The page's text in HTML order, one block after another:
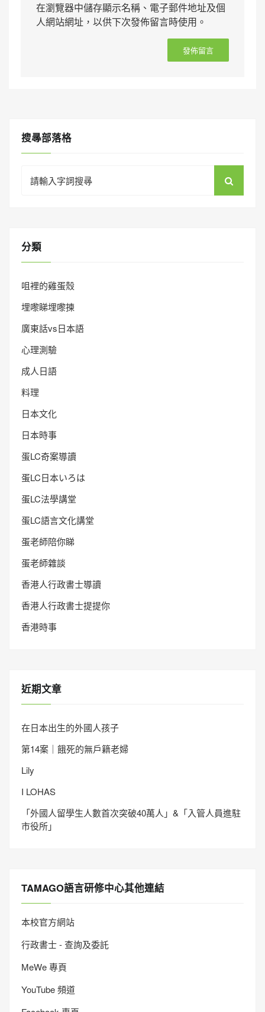
在瀏覽器中儲存顯示名稱、電子郵件地址及個
人網站網址，以供下次發佈留言時使用。
搜㝷部落格
for:
分類
咀裡的雞蛋殼
埋嚟睇埋嚟揀
廣東話vs日本語
心理測驗
成人日語
料理
日本文化
日本時事
蛋LC奇案導讀
蛋LC日本いろは
蛋LC法學講堂
蛋LC語言文化講堂
蛋老師陪你睇
蛋老師雜談
香港人行政書士導讀
香港人行政書士提提你
香港時事
近期文章
在日本出生的外國人孩子
第14案｜餓死的無戶籍老婦
Lily
I LOHAS
「外國人留學生人數首次突破40萬人」&「入管人員進駐
市役所」
TAMAGO語言研修中心其他連結
本校官方網站
行政書士 - 查詢及委託
MeWe 專頁
YouTube 頻道